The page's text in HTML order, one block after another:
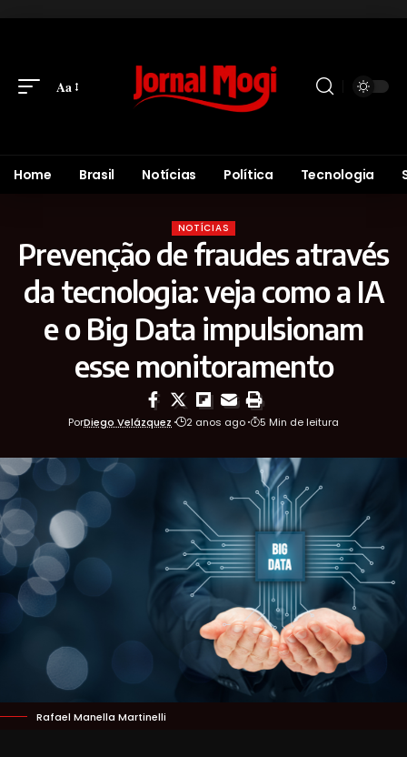
Aa
Home Brasil Notícias Política Tecnologia
NOTÍCIAS
Prevenção de fraudes através
da tecnologia: veja como a IA
e o Big Data impulsionam
esse monitoramento
PorDiego Velázquez 2 anos ago 5 Min de leitura
Rafael Manella Martinelli